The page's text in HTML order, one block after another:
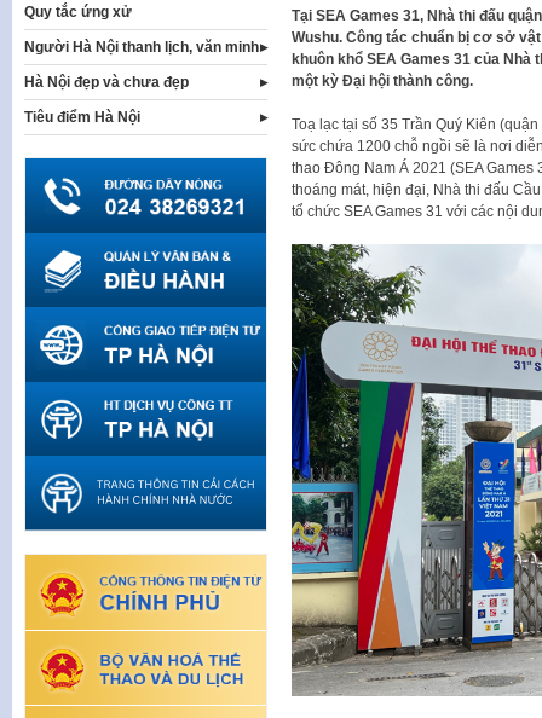
Tại SEA Games 31, Nhà thi đấu
Wushu. Công tác chuẩn bị cơ sở
khuôn khổ SEA Games 31 của Nhà
một kỳ Đại hội thành công.
Toạ lạc tại số 35 Trần Quý Kiên
sức chứa 1200 chỗ ngồi sẽ là nơi
thao Đông Nam Á 2021 (SEA
thoáng mát, hiện đại, Nhà thi đấu
tổ chức SEA Games 31 với các nội
Quy tắc ứng xử
Người Hà Nội thanh lịch, văn minh
Hà Nội đẹp và chưa đẹp
Tiêu điểm Hà Nội